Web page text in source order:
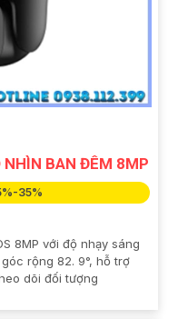
BAN ĐÊM 8MP
35%
8MP với độ nhạy sáng
rộng 82. 9°, hỗ trợ
dõi đối tượng